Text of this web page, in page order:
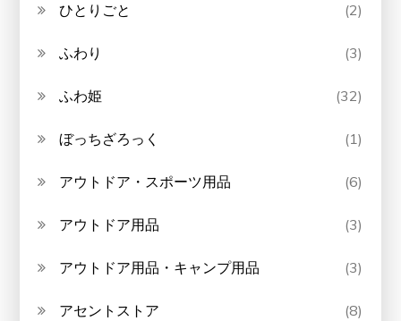
ひとりごと (2)
ふわり (3)
ふわ姫 (32)
ぼっちざろっく (1)
アウトドア・スポーツ用品 (6)
アウトドア用品 (3)
アウトドア用品・キャンプ用品 (3)
アセントストア (8)